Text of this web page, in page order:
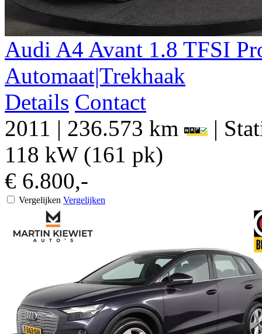
Audi A4 Avant 1.8 TFSI
Automaat|Trekhaak
Details Contact
2011 | 236.573 km |
118 kW (161 pk)
€ 6.800,-
Vergelijken Vergelijken